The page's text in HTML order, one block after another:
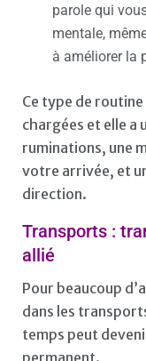
parole qui
mentale,
à améliorer la
Ce type de
chargées et elle a
ruminations, une
votre arrivée, et
direction.
Transports :
allié
Pour beaucoup
dans les
temps peut